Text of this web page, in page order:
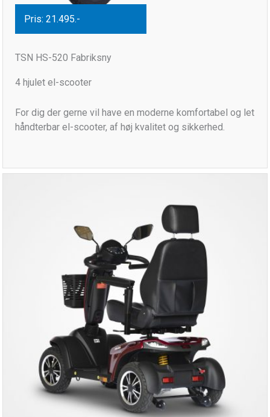
Pris: 21.495.-
TSN HS-520 Fabriksny
4 hjulet el-scooter
For dig der gerne vil have en moderne komfortabel og let
håndterbar el-scooter, af høj kvalitet og sikkerhed.